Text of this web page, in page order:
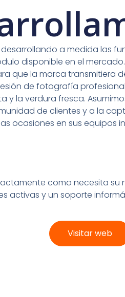
a medida las
disponible en el
que la marca transmitiera
de fotografía
y la verdura fresca.
de clientes y a la
ocasiones en sus
como necesita
activas y un soporte
Visitar web